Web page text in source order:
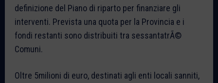
definizione del Piano di riparto per finanziare gli
interventi. Prevista una quota per la Provincia e i
fondi restanti sono distribuiti tra sessantatrÃ©
Comuni.
Oltre 5milioni di euro, destinati agli enti locali sanniti,